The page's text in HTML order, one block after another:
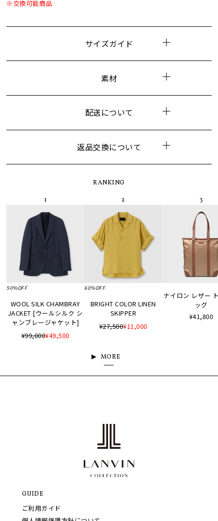
※交換可能商品
サイズガイド
素材
配送について
返品交換について
RANKING
50%OFF
WOOL SILK CHAMBRAY
JACKET [ウールシルク シ
ャンブレージャケット]
¥99,000¥49,500
60%OFF
BRIGHT COLOR LINEN
SKIPPER
¥27,500¥11,000
ナイロン レザー
ッグ
¥41,800
MORE
GUIDE
ご利用ガイド